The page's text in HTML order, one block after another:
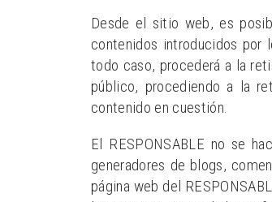
Desde el sitio web, es
contenidos introducidos por
todo caso, procederá a la
público, procediendo a la
contenido en cuestión.
El RESPONSABLE no se
generadores de blogs,
página web del